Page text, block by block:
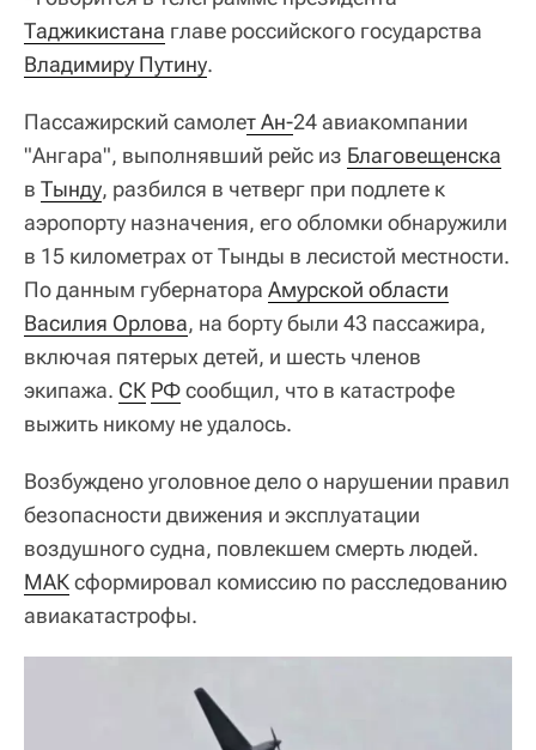
Таджикистана главе российского государства
Владимиру Путину.
Пассажирский самолет Ан-24 авиакомпании
"Ангара", выполнявший рейс из Благовещенска
в Тынду, разбился в четверг при подлете к
аэропорту назначения, его обломки обнаружили
в 15 километрах от Тынды в лесистой местности.
По данным губернатора Амурской области
Василия Орлова, на борту были 43 пассажира,
включая пятерых детей, и шесть членов
экипажа. СК РФсообщил, что в катастрофе
выжить никому не удалось.
Возбуждено уголовное дело о нарушении правил
безопасности движения и эксплуатации
воздушного судна, повлекшем смерть людей.
МАКсформировал комиссию по расследованию
авиакатастрофы.